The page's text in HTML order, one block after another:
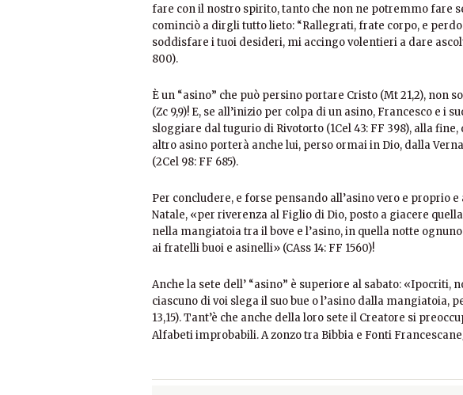
fare con il nostro spirito, tanto che non ne potremmo fare
cominciò a dirgli tutto lieto: “Rallegrati, frate corpo, e
soddisfare i tuoi desideri, mi accingo volentieri a dare
800).
È un “asino” che può persino portare Cristo (Mt 21,2), non
(Zc 9,9)! E, se all’inizio per colpa di un asino, Francesco e i
sloggiare dal tugurio di Rivotorto (1Cel 43: FF 398), alla
altro asino porterà anche lui, perso ormai in Dio, dalla
(2Cel 98: FF 685).
Per concludere, e forse pensando all’asino vero e proprio
Natale, «per riverenza al Figlio di Dio, posto a giacere
nella mangiatoia tra il bove e l’asino, in quella notte
ai fratelli buoi e asinelli» (CAss 14: FF 1560)!
Anche la sete dell’ “asino” è superiore al sabato: «Ipocriti,
ciascuno di voi slega il suo bue o l’asino dalla mangiatoia,
13,15). Tant’è che anche della loro sete il Creatore si
Alfabeti improbabili. A zonzo tra Bibbia e Fonti